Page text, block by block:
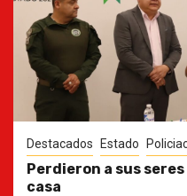
Destacados Estado
Perdieron a sus
casa